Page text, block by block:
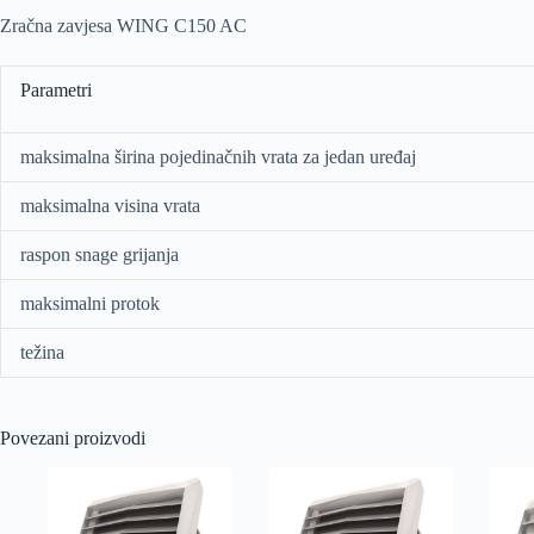
Zračna zavjesa WING C150 AC
Parametri
maksimalna širina pojedinačnih vrata za jedan uređaj
maksimalna visina vrata
raspon snage grijanja
maksimalni protok
težina
Povezani proizvodi